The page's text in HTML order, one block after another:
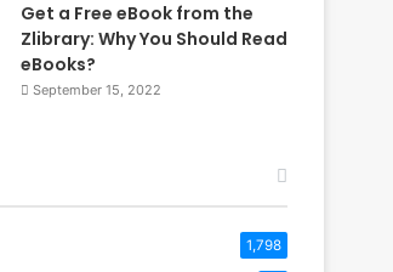
Get a Free eBook from the
Zlibrary: Why You Should Read
eBooks?
September 15, 2022
1,798